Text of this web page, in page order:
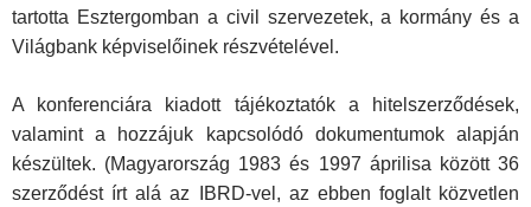
tartotta Esztergomban a civil szervezetek, a kormány és a
Világbank képviselőinek részvételével.
A konferenciára kiadott tájékoztatók a hitelszerződések,
valamint a hozzájuk kapcsolódó dokumentumok alapján
készültek. (Magyarország 1983 és 1997 áprilisa között 36
szerződést írt alá az IBRD-vel, az ebben foglalt közvetlen